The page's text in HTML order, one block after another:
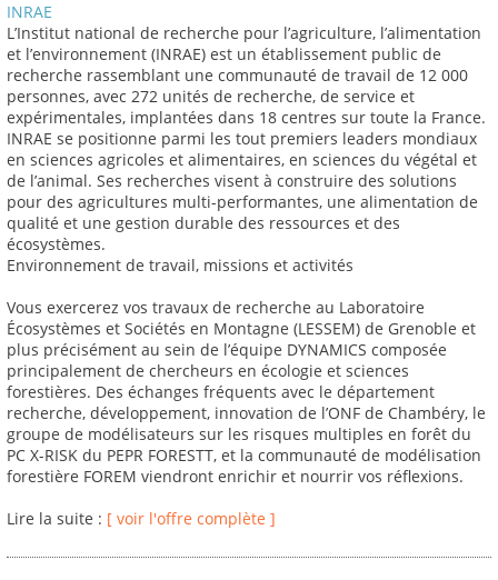
INRAE
L’Institut national de recherche pour l’agriculture, l’alimentation
et l’environnement (INRAE) est un établissement public de
recherche rassemblant une communauté de travail de 12 000
personnes, avec 272 unités de recherche, de service et
expérimentales, implantées dans 18 centres sur toute la France.
INRAE se positionne parmi les tout premiers leaders mondiaux
en sciences agricoles et alimentaires, en sciences du végétal et
de l’animal. Ses recherches visent à construire des solutions
pour des agricultures multi-performantes, une alimentation de
qualité et une gestion durable des ressources et des
écosystèmes.
Environnement de travail, missions et activités
Vous exercerez vos travaux de recherche au Laboratoire
Écosystèmes et Sociétés en Montagne (LESSEM) de Grenoble et
plus précisément au sein de l’équipe DYNAMICS composée
principalement de chercheurs en écologie et sciences
forestières. Des échanges fréquents avec le département
recherche, développement, innovation de l’ONF de Chambéry, le
groupe de modélisateurs sur les risques multiples en forêt du
PC X-RISK du PEPR FORESTT, et la communauté de modélisation
forestière FOREM viendront enrichir et nourrir vos réflexions.
Lire la suite : [ voir l'offre complète ]